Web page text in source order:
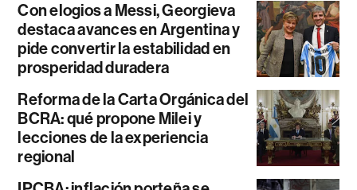
Con elogios a Messi, Georgieva
destaca avances en Argentina y
pide convertir la estabilidad en
prosperidad duradera
Reforma de la Carta Orgánica del
BCRA: qué propone Milei y
lecciones de la experiencia
regional